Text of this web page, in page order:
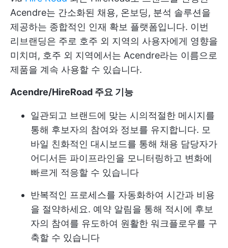
Acendre는 간소화된 채용, 온보딩, 분석 솔루션을
제공하는 종합적인 인재 확보 플랫폼입니다. 이번
리브랜딩은 주로 호주 외 지역의 사용자에게 영향을
미치며, 호주 외 지역에서는 Acendre라는 이름으로
제품을 계속 사용할 수 있습니다.
Acendre/HireRoad 주요 기능
일관되고 브랜드에 맞는 시의적절한 메시지를
통해 후보자의 참여와 정보를 유지합니다. 모
바일 친화적인 대시보드를 통해 채용 담당자가
어디서든 파이프라인을 모니터링하고 변화에
빠르게 적응할 수 있습니다
반복적인 프로세스를 자동화하여 시간과 비용
을 절약하세요. 예약 알림을 통해 적시에 후보
자의 참여를 유도하여 원활한 워크플로우를 구
축할 수 있습니다